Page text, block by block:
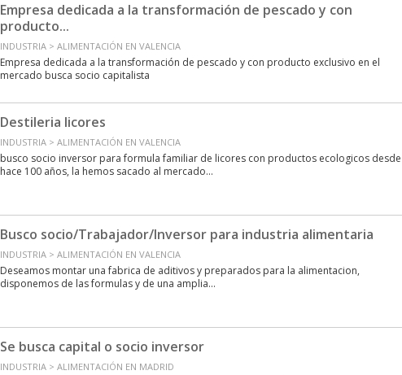
Empresa dedicada a la transformación de pescado y con
producto...
INDUSTRIA > ALIMENTACIÓN EN VALENCIA
Empresa dedicada a la transformación de pescado y con producto exclusivo en el
mercado busca socio capitalista
Destileria licores
INDUSTRIA > ALIMENTACIÓN EN VALENCIA
busco socio inversor para formula familiar de licores con productos ecologicos desde
hace 100 años, la hemos sacado al mercado...
Busco socio/Trabajador/Inversor para industria alimentaria
INDUSTRIA > ALIMENTACIÓN EN VALENCIA
Deseamos montar una fabrica de aditivos y preparados para la alimentacion,
disponemos de las formulas y de una amplia...
Se busca capital o socio inversor
INDUSTRIA > ALIMENTACIÓN EN MADRID